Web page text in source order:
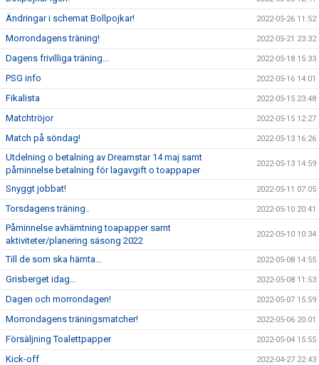
Ändringar i schemat Bollpojkar! 2022-05-26 11:52
Morrondagens träning! 2022-05-21 23:32
Dagens frivilliga träning... 2022-05-18 15:33
PSG info 2022-05-16 14:01
Fikalista 2022-05-15 23:48
Matchtröjor 2022-05-15 12:27
Match på söndag! 2022-05-13 16:26
Utdelning o betalning av Dreamstar 14 maj samt
påminnelse betalning för lagavgift o toappaper
2022-05-13 14:59
Snyggt jobbat! 2022-05-11 07:05
Torsdagens träning.. 2022-05-10 20:41
Påminnelse avhämtning toapapper samt
aktiviteter/planering säsong 2022
2022-05-10 10:34
Till de som ska hämta... 2022-05-08 14:55
Grisberget idag... 2022-05-08 11:53
Dagen och morrondagen! 2022-05-07 15:59
Morrondagens träningsmatcher! 2022-05-06 20:01
Försäljning Toalettpapper 2022-05-04 15:55
Kick-off 2022-04-27 22:43